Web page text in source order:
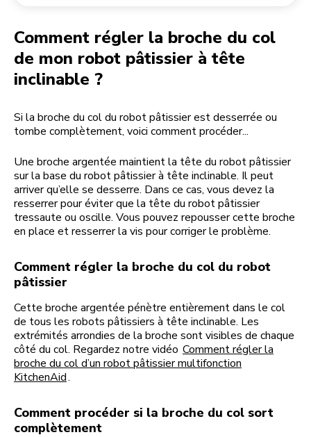
Comment régler la broche du col
de mon robot pâtissier à tête
inclinable ?
Si la broche du col du robot pâtissier est desserrée ou
tombe complètement, voici comment procéder...
Une broche argentée maintient la tête du robot pâtissier
sur la base du robot pâtissier à tête inclinable. Il peut
arriver qu’elle se desserre. Dans ce cas, vous devez la
resserrer pour éviter que la tête du robot pâtissier
tressaute ou oscille. Vous pouvez repousser cette broche
en place et resserrer la vis pour corriger le problème.
Comment régler la broche du col du robot
pâtissier
Cette broche argentée pénètre entièrement dans le col
de tous les robots pâtissiers à tête inclinable. Les
extrémités arrondies de la broche sont visibles de chaque
côté du col. Regardez notre vidéo Comment régler la
broche du col d’un robot pâtissier multifonction
KitchenAid.
Comment procéder si la broche du col sort
complètement